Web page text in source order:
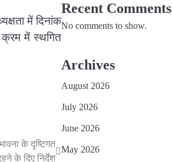
में दिनांक
क्रम में स्थगित
के दृष्टिगत
के दिए निर्देश
Recent Comments
No comments to show.
Archives
August 2026
July 2026
June 2026
May 2026